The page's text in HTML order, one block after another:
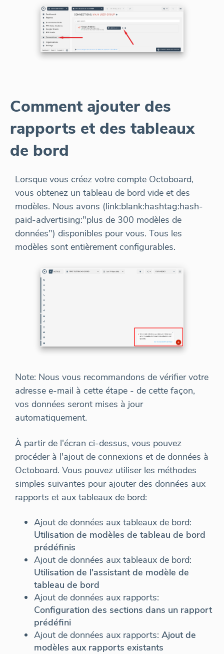
Comment ajouter des
rapports et des tableaux
de bord
Lorsque vous créez votre compte Octoboard,
vous obtenez un tableau de bord vide et des
modèles. Nous avons (link:blank:hashtag:hash-
paid-advertising:"plus de 300 modèles de
données") disponibles pour vous. Tous les
modèles sont entièrement configurables.
Note: Nous vous recommandons de vérifier votre
adresse e-mail à cette étape - de cette façon,
vos données seront mises à jour
automatiquement.
À partir de l'écran ci-dessus, vous pouvez
procéder à l'ajout de connexions et de données à
Octoboard. Vous pouvez utiliser les méthodes
simples suivantes pour ajouter des données aux
rapports et aux tableaux de bord:
Ajout de données aux tableaux de bord:
Utilisation de modèles de tableau de bord
prédéfinis
Ajout de données aux tableaux de bord:
Utilisation de l'assistant de modèle de
tableau de bord
Ajout de données aux rapports:
Configuration des sections dans un rapport
prédéfini
Ajout de données aux rapports: Ajout de
modèles aux rapports existants